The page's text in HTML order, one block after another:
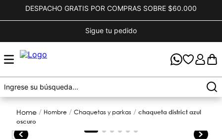
DESPACHO GRATIS POR COMPRAS SOBRE $60.000
Sigue tu pedido
hombre chaquetas y parkas
chaqueta district azul
oscuro